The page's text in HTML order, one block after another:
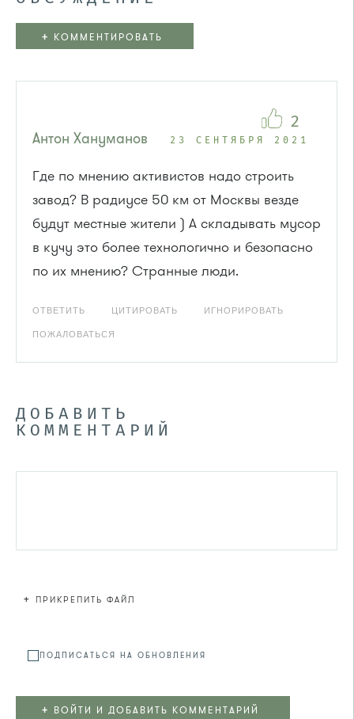
+ КОММЕНТИРОВАТЬ
Антон Хануманов 23 СЕНТЯБРЯ 2021
Где по мнению активистов надо строить
завод? В радиусе 50 км от Москвы везде
будут местные жители ) А складывать мусор
в кучу это более технологично и безопасно
по их мнению? Странные люди.
ОТВЕТИТЬ ЦИТИРОВАТЬ ИГНОРИРОВАТЬ
ПОЖАЛОВАТЬСЯ
2
ДОБАВИТЬ
КОММЕНТАРИЙ
+ ПРИКРЕПИТЬ ФАЙЛ
ПОДПИСАТЬСЯ НА ОБНОВЛЕНИЯ
+ ВОЙТИ И ДОБАВИТЬ КОММЕНТАРИЙ